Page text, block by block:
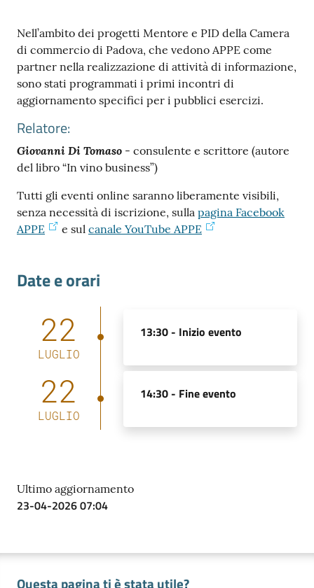
La
Camera
Prenota
zione
on line
online
tter
Nell’ambito dei progetti Mentore e PID della Camera
di commercio di Padova, che vedono APPE come
partner nella realizzazione di attività di informazione,
sono stati programmati i primi incontri di
aggiornamento specifici per i pubblici esercizi.
Relatore:
Giovanni Di Tomaso - consulente e scrittore (autore
del libro “In vino business”)
Tutti gli eventi online saranno liberamente visibili,
senza necessità di iscrizione, sulla pagina Facebook
APPE
e sul canale YouTube APPE
Date e orari
22
LUGLIO
13:30 - Inizio evento
22
LUGLIO
14:30 - Fine evento
Ultimo aggiornamento
23-04-2026 07:04
Questa pagina ti è stata utile?